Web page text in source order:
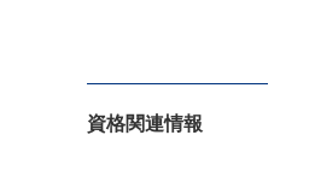
資格関連情報